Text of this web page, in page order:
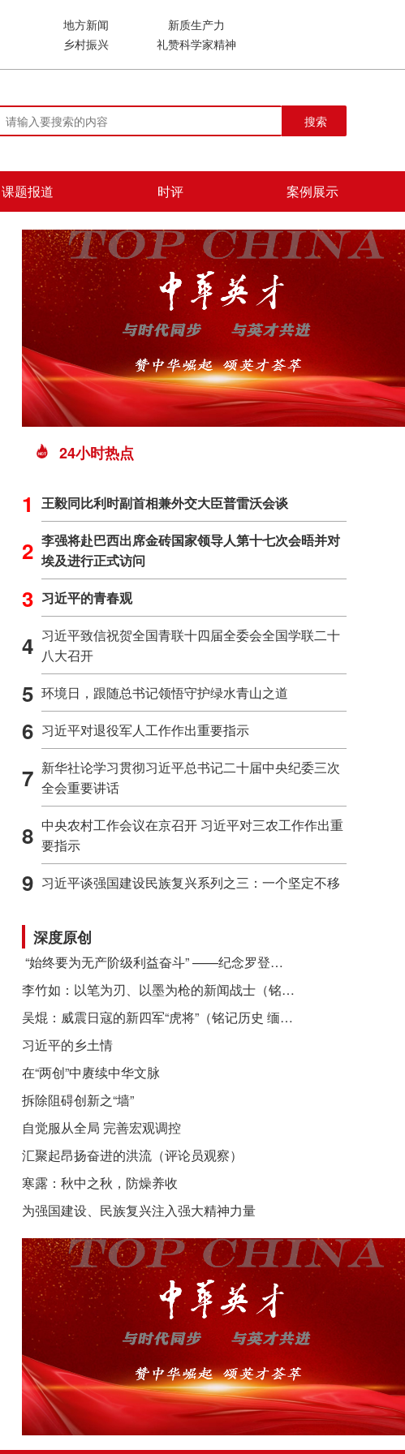
地方新闻
新质生产力
乡村振兴 礼赞科学家精神
搜索
课题报道 时评 案例展示
24小时热点
1 王毅同比利时副首相兼外交大臣普雷沃会谈
2 李强将赴巴西出席金砖国家领导人第十七次会晤并对
埃及进行正式访问
3 习近平的青春观
4 习近平致信祝贺全国青联十四届全委会全国学联二十
八大召开
5 环境日，跟随总书记领悟守护绿水青山之道
6 习近平对退役军人工作作出重要指示
7 新华社论学习贯彻习近平总书记二十届中央纪委三次
全会重要讲话
8 中央农村工作会议在京召开 习近平对三农工作作出重
要指示
9 习近平谈强国建设民族复兴系列之三：一个坚定不移
深度原创
​ “始终要为无产阶级利益奋斗” ——纪念罗登贤同志诞辰120周年
李竹如：以笔为刃、以墨为枪的新闻战士（铭记历史 缅怀先烈·抗日英雄）
吴焜：威震日寇的新四军“虎将”（铭记历史 缅怀先烈·抗日英雄）
习近平的乡土情
在“两创”中赓续中华文脉
拆除阻碍创新之“墙”
自觉服从全局 完善宏观调控
汇聚起昂扬奋进的洪流（评论员观察）
寒露：秋中之秋，防燥养收
为强国建设、民族复兴注入强大精神力量